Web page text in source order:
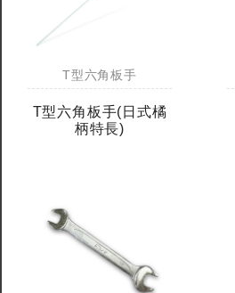
T型六角板手
T型六角板手(日式橘
柄特長)